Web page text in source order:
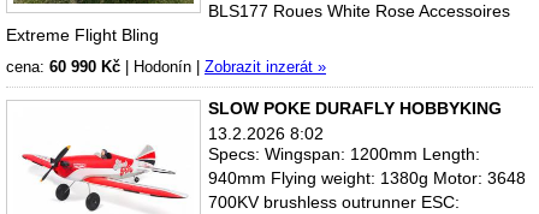
BLS177 Roues White Rose Accessoires
Extreme Flight Bling
cena: 60 990 Kč Hodonín Zobrazit inzerát »
SLOW POKE DURAFLY HOBBYKING
13.2.2026 8:02
Specs: Wingspan: 1200mm Length:
940mm Flying weight: 1380g Motor: 3648
700KV brushless outrunner ESC: